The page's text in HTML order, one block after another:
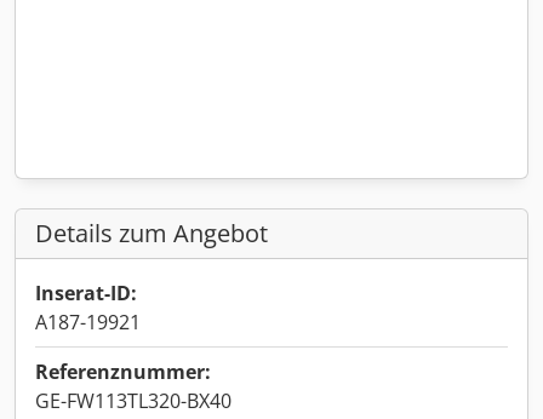
Details zum Angebot
Inserat-ID:
A187-19921
Referenznummer:
GE-FW113TL320-BX40